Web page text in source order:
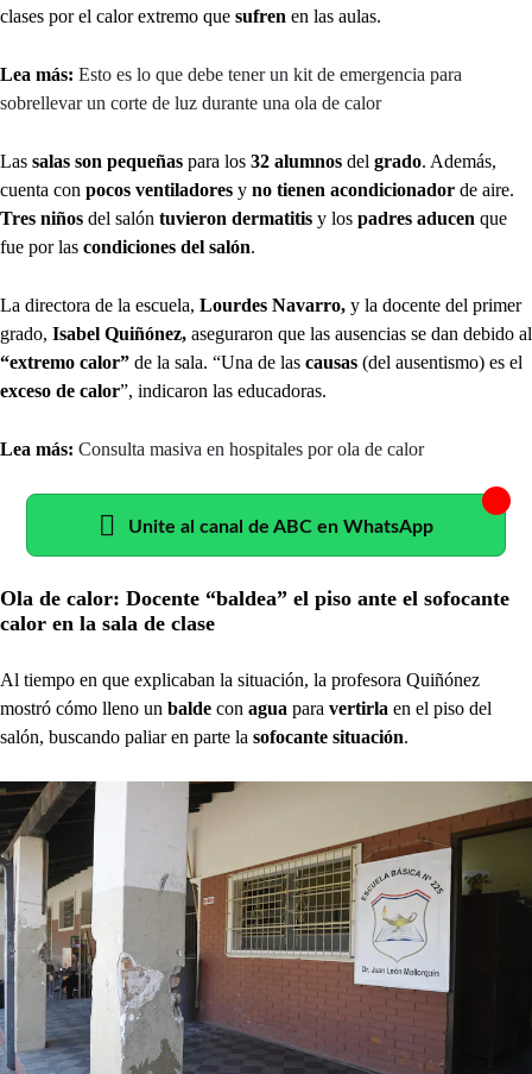
clases por el calor extremo que sufren en las aulas.
Lea más: Esto es lo que debe tener un kit de emergencia para
sobrellevar un corte de luz durante una ola de calor
Las salas son pequeñas para los 32 alumnos del grado. Además,
cuenta con pocos ventiladores y no tienen acondicionador de aire.
Tres niños del salón tuvieron dermatitis y los padres aducen que
fue por las condiciones del salón.
La directora de la escuela, Lourdes Navarro, y la docente del primer
grado, Isabel Quiñónez, aseguraron que las ausencias se dan debido al
“extremo calor” de la sala. “Una de las causas (del ausentismo) es el
exceso de calor”, indicaron las educadoras.
Lea más: Consulta masiva en hospitales por ola de calor
Unite al canal de ABC en WhatsApp
Ola de calor: Docente “baldea” el piso ante el sofocante
calor en la sala de clase
Al tiempo en que explicaban la situación, la profesora Quiñónez
mostró cómo lleno un balde con agua para vertirla en el piso del
salón, buscando paliar en parte la sofocante situación.